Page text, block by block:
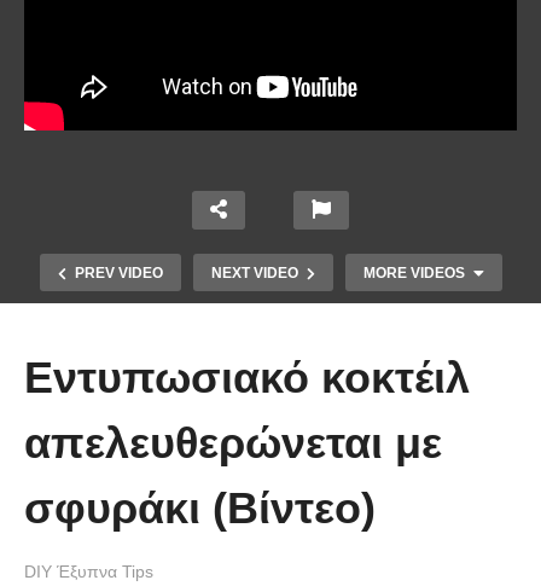
PREV VIDEO NEXT VIDEO MORE VIDEOS
Εντυπωσιακό κοκτέιλ
απελευθερώνεται με
σφυράκι (Βίντεο)
DIY Έξυπνα Tips